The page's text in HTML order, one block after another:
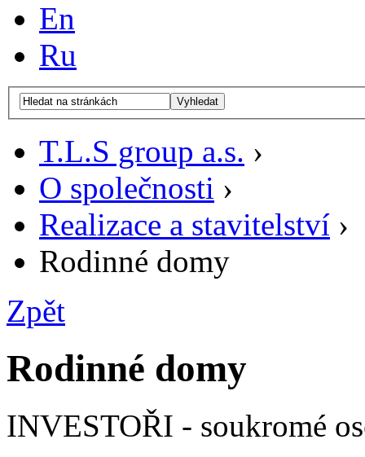
En
Ru
Vyhledat
T.L.S group a.s. ›
O společnosti ›
Realizace a stavitelství ›
Rodinné domy
Zpět
Rodinné domy
INVESTOŘI - soukromé